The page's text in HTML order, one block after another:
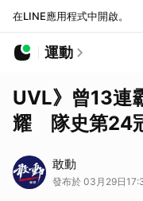
在LINE應用程式中開啟。
運動
UVL》曾13連
耀 隊史第24
敢動
發布於 03月29日